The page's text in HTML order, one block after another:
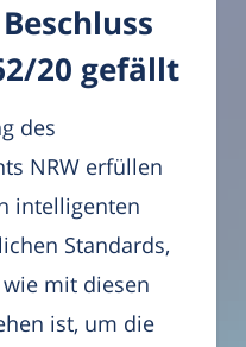
20 gefällt
des
NRW erfüllen
intelligenten
Standards,
mit diesen
ist, um die